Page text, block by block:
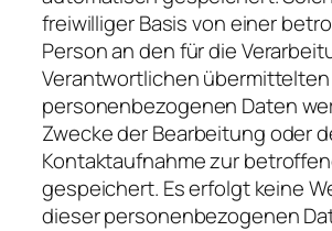
freiwilliger Basis von einer
Person an den für die
Verantwortlichen übermittelten
personenbezogenen Daten
Zwecke der Bearbeitung oder
Kontaktaufnahme zur
gespeichert. Es erfolgt keine
dieser personenbezogenen